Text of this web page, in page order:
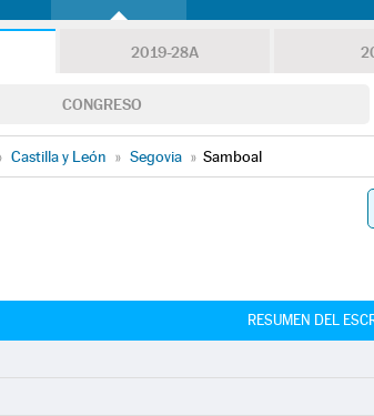
2019-28A
CONGRESO
Castilla y León » Segovia » Samboal
RESUMEN DEL